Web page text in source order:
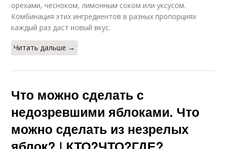
орехами, чесноком, лимонным соком или уксусом.
Комбинация этих ингредиентов в разных пропорциях
каждый раз даст новый вкус.
Читать дальше →
Что можно сделать с
недозревшими яблоками. Что
можно сделать из незрелых